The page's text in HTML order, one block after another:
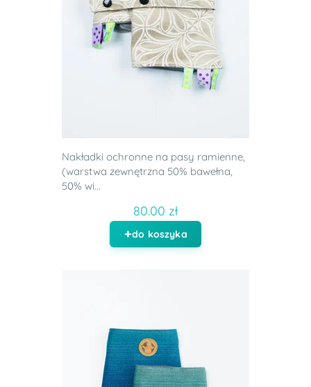
Nakładki ochronne na pasy ramienne,
(warstwa zewnętrzna 50% bawełna,
50% wi...
80.00 zł
do koszyka